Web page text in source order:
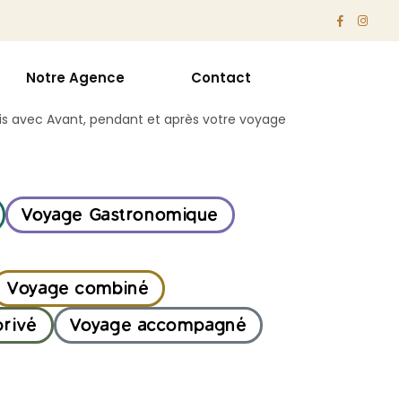
Notre Agence Contact
avec
A vos côtés
Avant, pendant et après votre voyage
Voyage Gastronomique
Voyage combiné
Voyage accompagné